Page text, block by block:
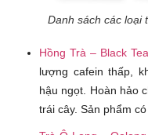
Danh sách các loại
Hồng Trà – Black
lượng cafein thấp,
hậu ngọt. Hoàn hảo
trái cây. Sản phẩm